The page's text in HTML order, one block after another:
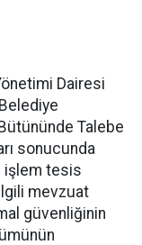
Dairesi
Talebe
sonucunda
işlem tesis
mevzuat
güvenliğinin